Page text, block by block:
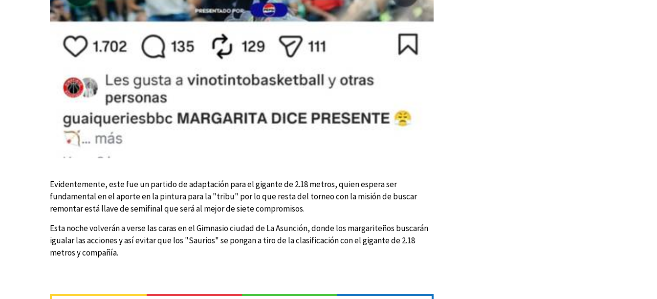
Evidentemente, este fue un partido de adaptación para el gigante de 2.18 metros, quien espera ser
fundamental en el aporte en la pintura para la "tribu" por lo que resta del torneo con la misión de buscar
remontar está llave de semifinal que será al mejor de siete compromisos.
Esta noche volverán a verse las caras en el Gimnasio ciudad de La Asunción, donde los margariteños buscarán
igualar las acciones y así evitar que los "Saurios" se pongan a tiro de la clasificación con el gigante de 2.18
metros y compañía.